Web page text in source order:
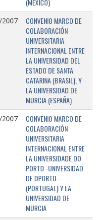
(MÉXICO)
CONVENIO MARCO DE
COLABORACIÓN
UNIVERSITARIA
INTERNACIONAL ENTRE
LA UNIVERSIDAD DEL
ESTADO DE SANTA
CATARINA (BRASIL), Y
LA UNIVERSIDAD DE
MURCIA (ESPAÑA)
CONVENIO MARCO DE
COLABORACIÓN
UNIVERSITARIA
INTERNACIONAL ENTRE
LA UNIVERSIDADE DO
PORTO -UNIVERSIDAD
DE OPORTO-
(PORTUGAL) Y LA
UNIVERSIDAD DE
MURCIA